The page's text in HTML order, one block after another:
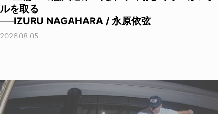
ルを取る
──IZURU NAGAHARA / 永原依弦
2026.08.05